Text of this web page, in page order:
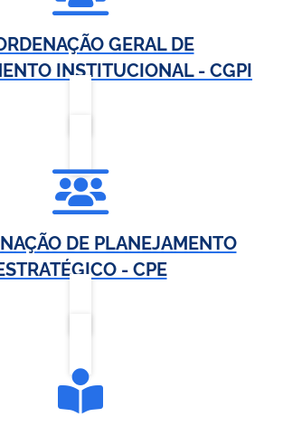
GERAL DE
INSTITUCIONAL - CGPI
DE PLANEJAMENTO
- CPE